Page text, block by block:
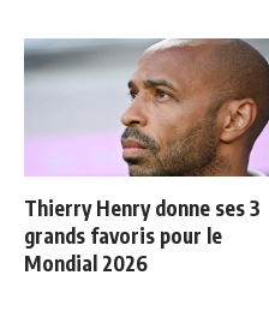
Thierry Henry donne ses 3
grands favoris pour le
Mondial 2026